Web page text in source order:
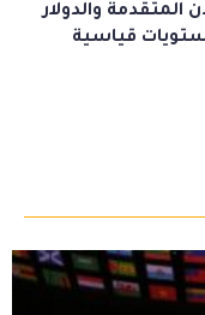
والدولار
قياسية